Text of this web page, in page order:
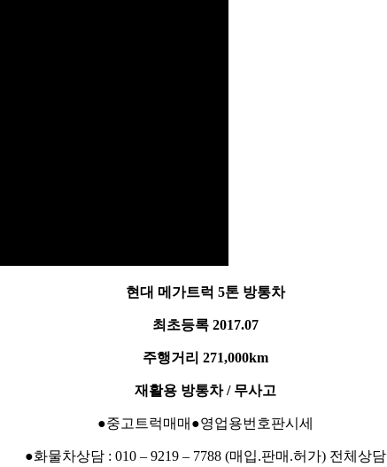
현대 메가트럭 5톤 방통차
최초등록 2017.07
주행거리 271,000km
재활용 방통차 / 무사고
●중고트럭매매●영업용번호판시세
●화물차상담 : 010 – 9219 – 7788 (매입.판매.허가) 전체상담